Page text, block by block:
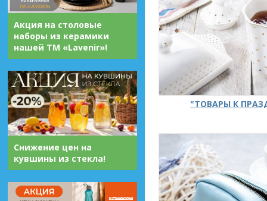
Акция на столовые
наборы из керамики
нашей ТМ «Lavenir»!
Снижение цен на
кувшины из стекла!
"ТОВАРЫ К